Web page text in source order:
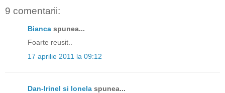
9 comentarii:
Bianca spunea...
Foarte reusit..
17 aprilie 2011 la 09:12
Dan-Irinel si Ionela spunea...